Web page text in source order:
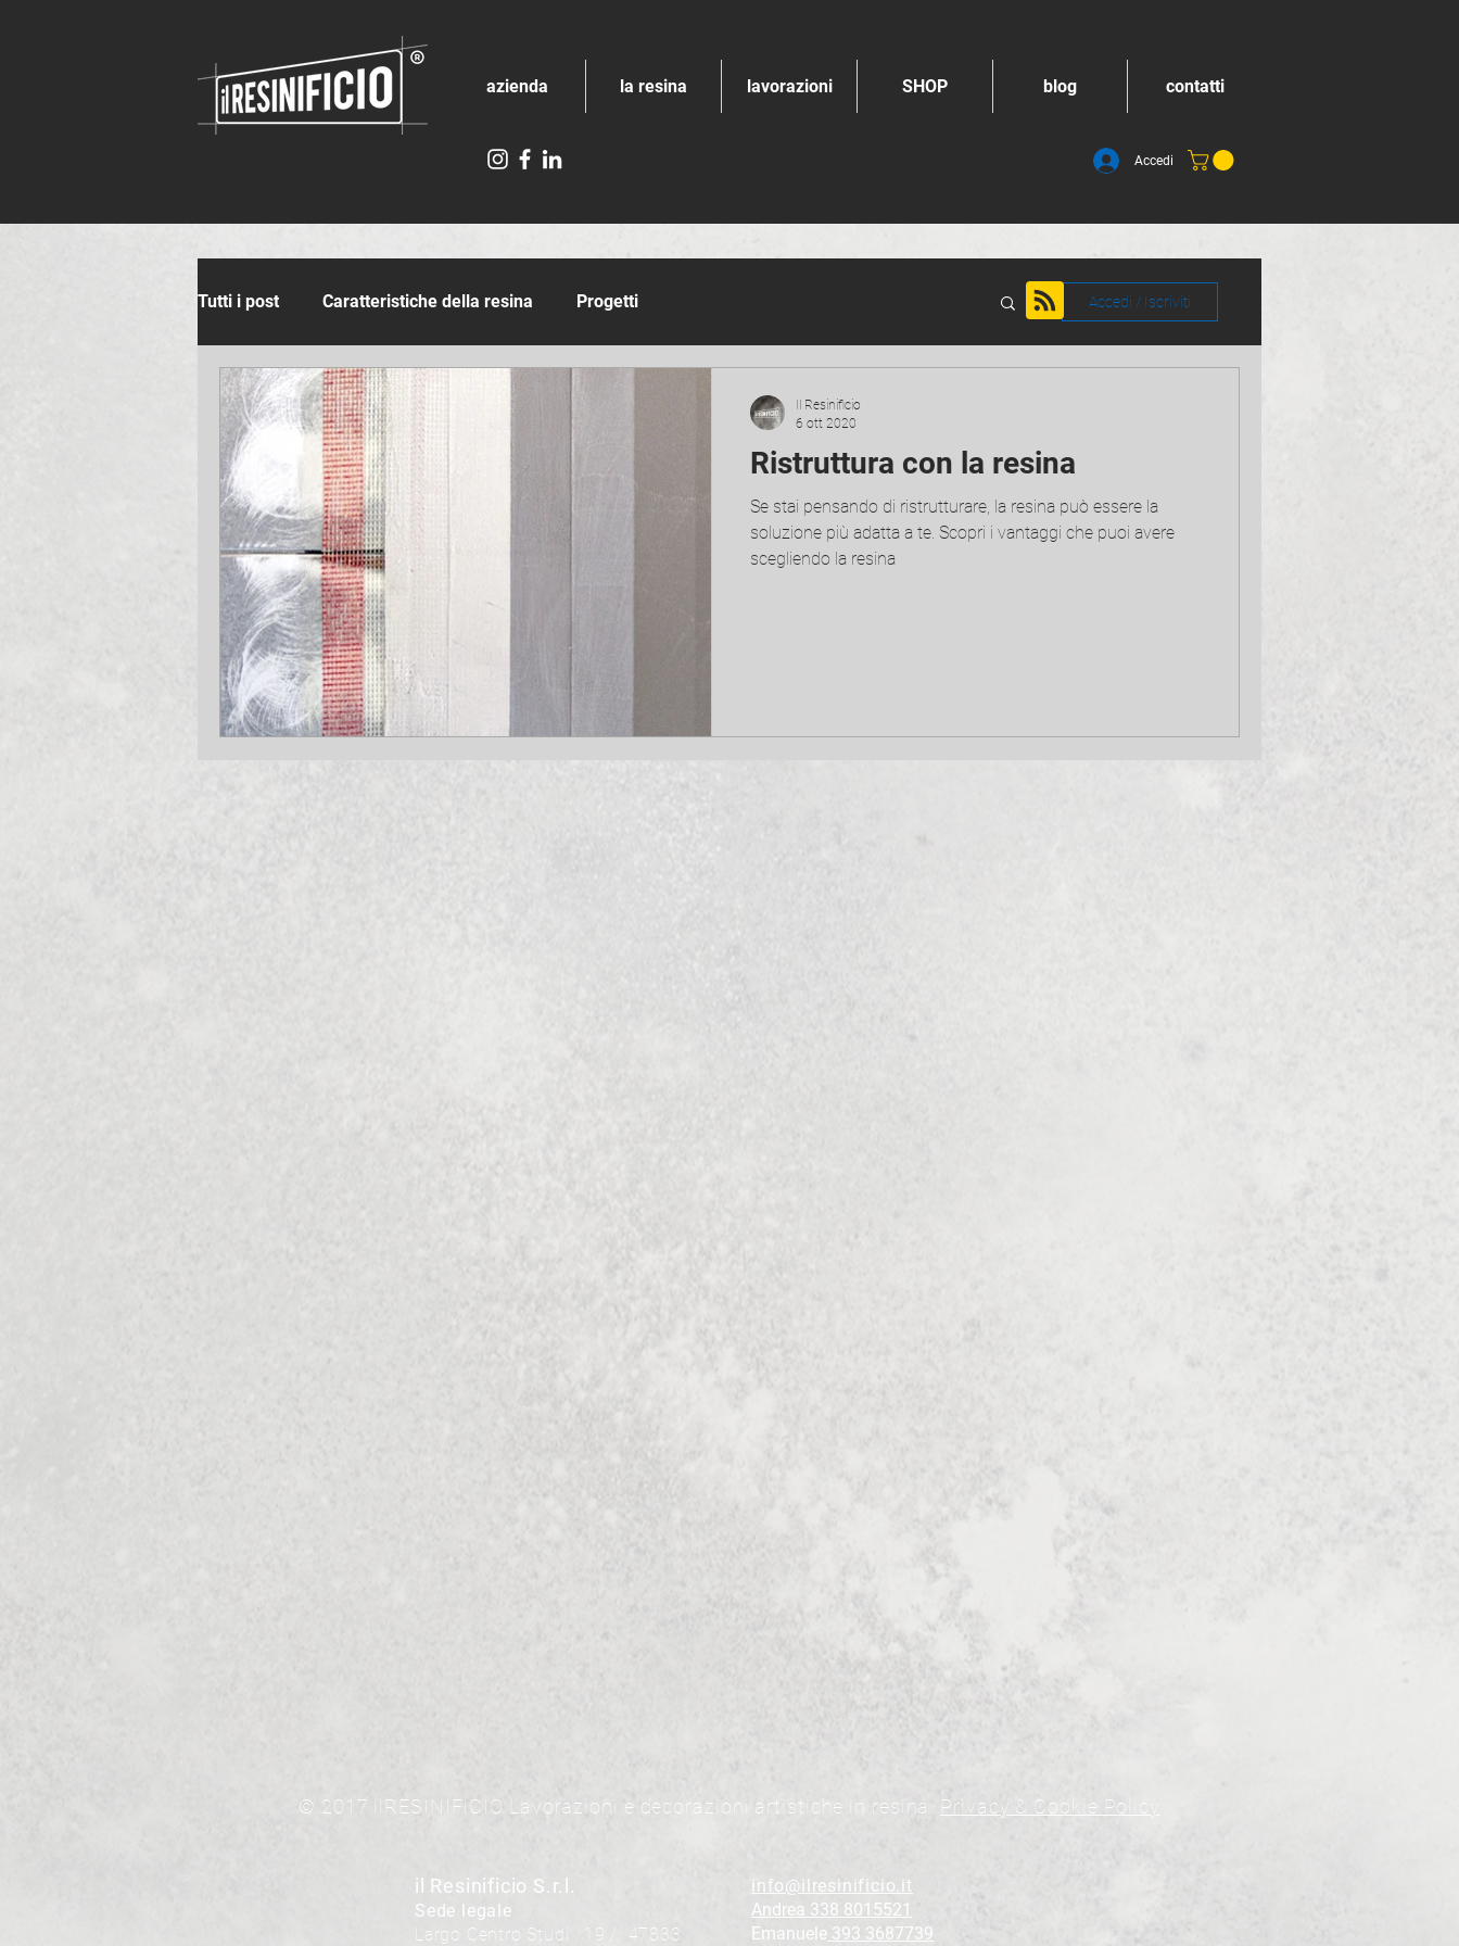
azienda la resina lavorazioni SHOP blog contatti
Accedi
Tutti i post Caratteristiche della resina Progetti Accedi / Iscriviti
Ristruttura con la resina
Se stai pensando di ristrutturare, la resina può essere la
soluzione più adatta a te. Scopri i vantaggi che puoi avere
scegliendo la resina
Il Resinificio
6 ott 2020
© 2017 ilRESINIFICIO Lavorazioni e decorazioni artistiche in resina. Privacy & Cookie Policy
il Resinificio S.r.l.
Sede legale
Largo Centro Studi , 19 / 47833
info@ilresinificio.it
Andrea 338 8015521
Emanuele 393 3687739